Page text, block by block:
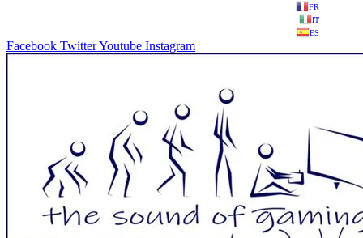
FR
IT
ES
Facebook TwitterYoutube Instagram